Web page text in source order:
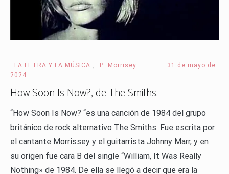
· LA LETRA Y LA MÚSICA , P: Morrisey
31 de mayo de
2024
How Soon Is Now?, de The Smiths.
“How Soon Is Now? “es una canción de 1984 del grupo
británico de rock alternativo The Smiths. Fue escrita por
el cantante Morrissey y el guitarrista Johnny Marr, y en
su origen fue cara B del single “William, It Was Really
Nothing» de 1984. De ella se llegó a decir que era la